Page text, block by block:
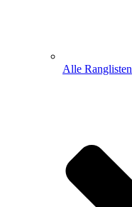
Alle Ranglisten